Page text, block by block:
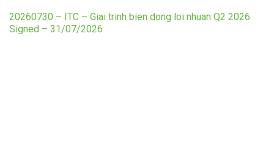
20260730 – ITC – Giai trinh bien dong loi nhuan Q2 2026
Signed – 31/07/2026